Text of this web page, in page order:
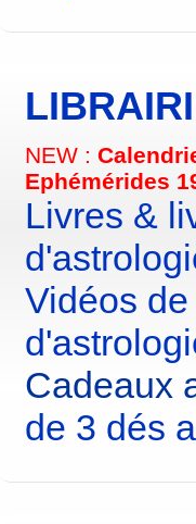
NEW :
Ephémérides
Livres &
Vidéos
Cadeaux
de 3 dés